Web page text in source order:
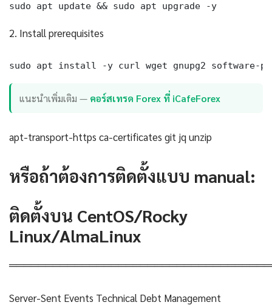
sudo apt update && sudo apt upgrade -y
2. Install prerequisites
sudo apt install -y curl wget gnupg2 software-
แนะนำเพิ่มเติม — คอร์สเทรด Forex ที่ iCafeForex
apt-transport-https ca-certificates git jq unzip
หรือถ้าต้องการติดตั้งแบบ manual:
ติดตั้งบน CentOS/Rocky
Linux/AlmaLinux
Server-Sent Events Technical Debt Management